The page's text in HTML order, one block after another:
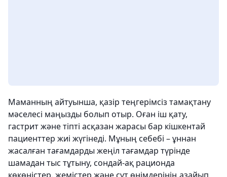
Маманның айтуынша, қазір теңгерімсіз тамақтану
мәселесі маңызды болып отыр. Оған іш қату,
гастрит және тіпті асқазан жарасы бар кішкентай
пациенттер жиі жүгінеді. Мұның себебі – ұннан
жасалған тағамдарды жеңіл тағамдар түрінде
шамадан тыс тұтыну, сондай-ақ рационда
көкөністер, жемістер және сүт өнімдерінің азайып